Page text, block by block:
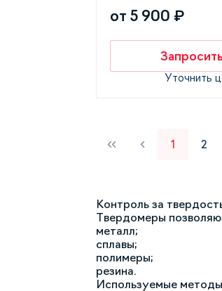
от 5 900 ₽
Уточнить
1 2
Контроль за
Твердомеры
металл;
сплавы;
полимеры;
резина.
Используемые